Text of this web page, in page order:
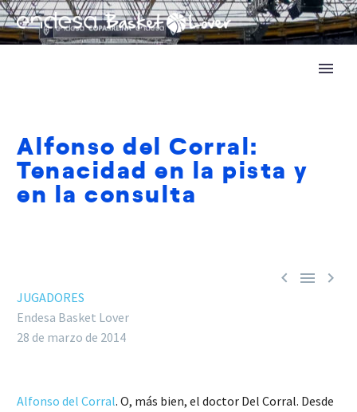
Alfonso del Corral:
Tenacidad en la pista y
en la consulta
  
JUGADORES
Endesa Basket Lover
28 de marzo de 2014
Alfonso del Corral. O, más bien, el doctor Del Corral. Desde